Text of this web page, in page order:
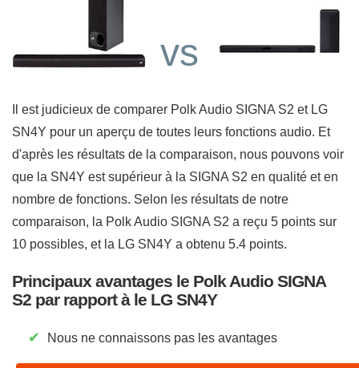
vs
Il est judicieux de comparer Polk Audio SIGNA S2 et LG
SN4Y pour un aperçu de toutes leurs fonctions audio. Et
d'après les résultats de la comparaison, nous pouvons voir
que la SN4Y est supérieur à la SIGNA S2 en qualité et en
nombre de fonctions. Selon les résultats de notre
comparaison, la Polk Audio SIGNA S2 a reçu 5 points sur
10 possibles, et la LG SN4Y a obtenu 5.4 points.
Principaux avantages le Polk Audio SIGNA
S2 par rapport à le LG SN4Y
✔ Nous ne connaissons pas les avantages